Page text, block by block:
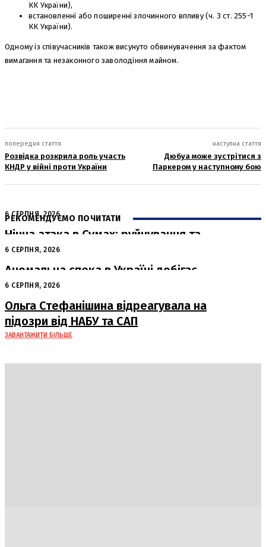
КК України),
встановленні або поширенні злочинного впливу (ч. 3 ст. 255-1
КК України).
Одному із співучасників також висунуто обвинувачення за фактом
вимагання та незаконного заволодіння майном.
попередня стаття
Розвідка розкрила роль участь
КНДР у війні проти України
наступна стаття
Дюбуа може зустрітися з
Паркером у наступному бою
РЕКОМЕНДУЄМО ПОЧИТАТИ
6 СЕРПНЯ, 2026
Нічна атака в Сумах: руйнування та
жертви від російських авіабомб
6 СЕРПНЯ, 2026
Аномальна спека в Україні добігає
кінця: очікується похолодання
6 СЕРПНЯ, 2026
Ольга Стефанішина відреагувала на
підозри від НАБУ та САП
ЗАВАНТАЖИТИ БІЛЬШЕ